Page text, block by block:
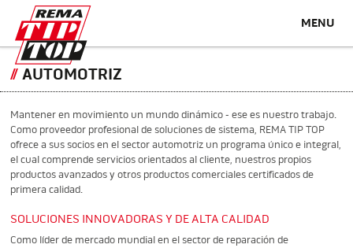
MENU
AUTOMOTRIZ
Mantener en movimiento un mundo dinámico - ese es nuestro trabajo.
Como proveedor profesional de soluciones de sistema, REMA TIP TOP
ofrece a sus socios en el sector automotriz un programa único e integral,
el cual comprende servicios orientados al cliente, nuestros propios
productos avanzados y otros productos comerciales certificados de
primera calidad.
SOLUCIONES INNOVADORAS Y DE ALTA CALIDAD
Como líder de mercado mundial en el sector de reparación de